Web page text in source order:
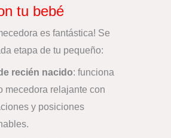
tu bebé
es fantástica! Se
etapa de tu pequeño:
recién nacido: funciona
mecedora relajante con
y posiciones